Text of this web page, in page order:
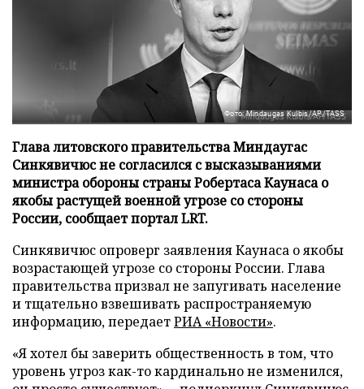
Фото: Mindaugas Kulbis/AP/TASS
Глава литовского правительства Миндаугас
Синкявичюс не согласился с высказываниями
министра обороны страны Робертаса Каунаса о
якобы растущей военной угрозе со стороны
России, сообщает портал LRT.
Синкявичюс опроверг заявления Каунаса о якобы
возрастающей угрозе со стороны России. Глава
правительства призвал не запугивать население
и тщательно взвешивать распространяемую
информацию, передаетРИА «Новости».
«Я хотел бы заверить общественность в том, что
уровень угроз как-то кардинально не изменился,